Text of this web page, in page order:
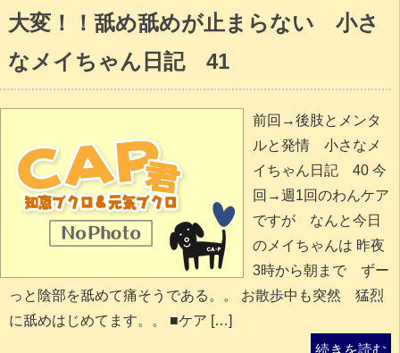
大変！！舐め舐めが止まらない 小さ
なメイちゃん日記 41
前回→後肢とメンタ
ルと発情 小さなメ
イちゃん日記 40 今
回→週1回のわんケア
ですが なんと今日
のメイちゃんは 昨夜
3時から朝まで ずー
っと陰部を舐めて痛そうである。。 お散歩中も突然 猛烈
に舐めはじめてます。。 ■ケア […]
続きを読む